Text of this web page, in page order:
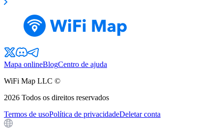
Mapa onlineBlogCentro de ajuda
WiFi Map LLC ©
2026 Todos os direitos reservados
Termos de usoPolítica de privacidadeDeletar conta